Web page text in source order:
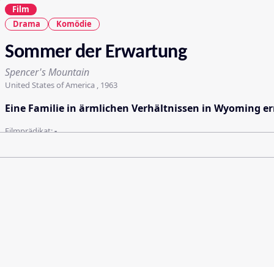
Film
Drama
Komödie
Sommer der Erwartung
Spencer's Mountain
United States of America , 1963
Eine Familie in ärmlichen Verhältnissen in Wyoming
Filmprädikat:-